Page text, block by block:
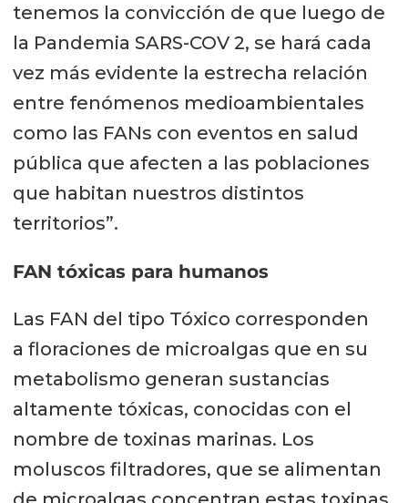
tenemos la convicción de que luego de
la Pandemia SARS-COV 2, se hará cada
vez más evidente la estrecha relación
entre fenómenos medioambientales
como las FANs con eventos en salud
pública que afecten a las poblaciones
que habitan nuestros distintos
territorios”.
FAN tóxicas para humanos
Las FAN del tipo Tóxico corresponden
a floraciones de microalgas que en su
metabolismo generan sustancias
altamente tóxicas, conocidas con el
nombre de toxinas marinas. Los
moluscos filtradores, que se alimentan